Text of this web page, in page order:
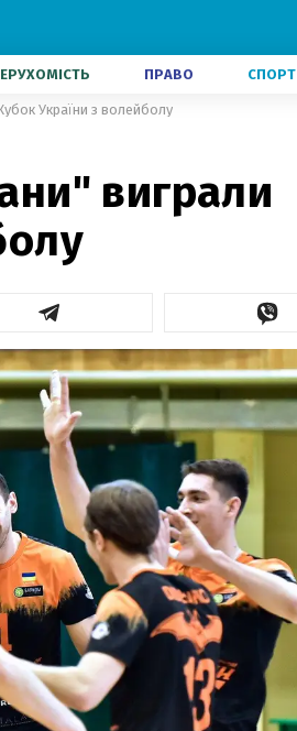
ПРАВО СПОРТ
України з волейболу
виграли